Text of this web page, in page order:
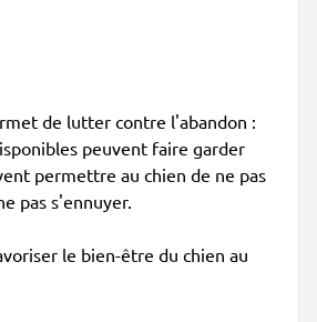
de lutter contre l'abandon :
peuvent faire garder
permettre au chien de ne pas
pas s'ennuyer.
le bien-être du chien au